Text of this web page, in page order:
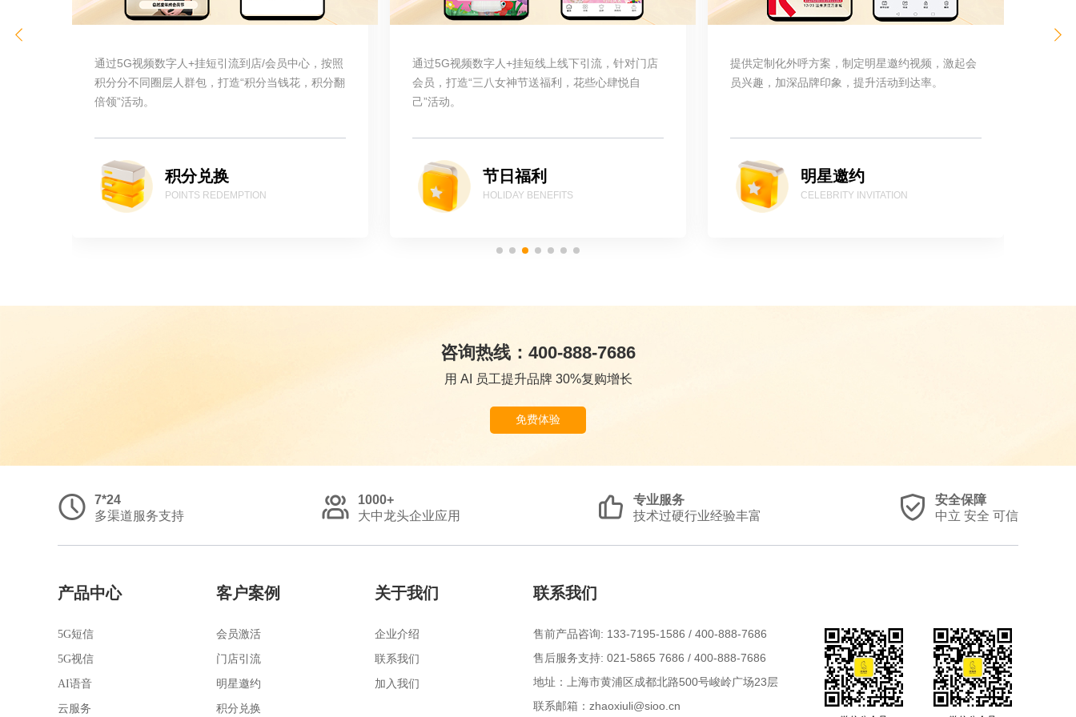
通过5G视频数字人+挂短引流到店/会员中心，按照
积分分不同圈层人群包，打造“积分当钱花，积分翻
倍领”活动。
积分兑换
POINTS REDEMPTION
通过5G视频数字人+挂短线上线下引流，针对门店
会员，打造“三八女神节送福利，花些心肆悦自
己”活动。
节日福利
HOLIDAY BENEFITS
提供定制化外呼方案，制定明星邀约视频，激起会
员兴趣，加深品牌印象，提升活动到达率。
明星邀约
CELEBRITY INVITATION
咨询热线：400-888-7686
用 AI 员工提升品牌 30%复购增长
免费体验
7*24
多渠道服务支持
1000+
大中龙头企业应用
专业服务
技术过硬行业经验丰富
安全保障
中立 安全 可信
产品中心
5G短信
5G视信
AI语音
云服务
客户案例
会员激活
门店引流
明星邀约
积分兑换
关于我们
企业介绍
联系我们
加入我们
联系我们
售前产品咨询: 133-7195-1586 / 400-888-7686
售后服务支持: 021-5865 7686 / 400-888-7686
地址：上海市黄浦区成都北路500号峻岭广场23层
联系邮箱：zhaoxiuli@sioo.cn